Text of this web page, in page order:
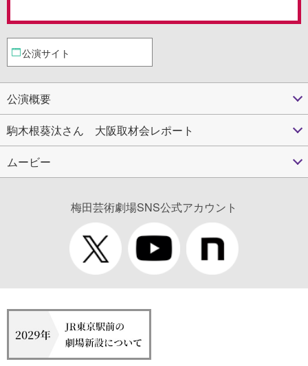
公演サイト
公演概要
駒木根葵汰さん 大阪取材会レポート
ムービー
梅田芸術劇場SNS公式アカウント